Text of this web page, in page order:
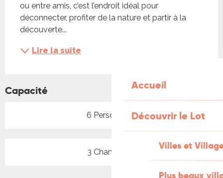
Accueil
Découvrir le Lot
Villes et
Plus beaux
ou entre amis, c’est l’endroit idéal pour
déconnecter, profiter de la nature et partir à la
découverte...
Lire la suite
Capacité
6 Personne(s)
3 Chambre(s)